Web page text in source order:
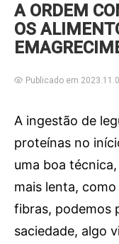
A ORDEM
OS
Publicado em
A ingestão de
proteínas no
uma boa
mais lenta,
fibras, podemos
saciedade, algo